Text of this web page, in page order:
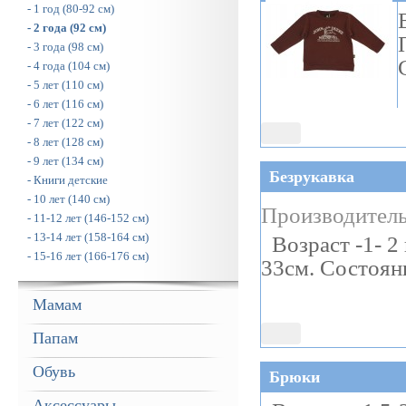
- 1 год (80-92 см)
- 2 года (92 см)
- 3 года (98 см)
- 4 года (104 см)
- 5 лет (110 см)
- 6 лет (116 см)
- 7 лет (122 см)
- 8 лет (128 см)
- 9 лет (134 см)
- Книги детские
- 10 лет (140 см)
- 11-12 лет (146-152 см)
- 13-14 лет (158-164 см)
- 15-16 лет (166-176 см)
Мамам
Папам
Обувь
Безрукавка
Возраст -1-
33см.
Брюки